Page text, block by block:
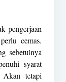
pengerjaan
cemas.
sebetulnya
syarat
tetapi